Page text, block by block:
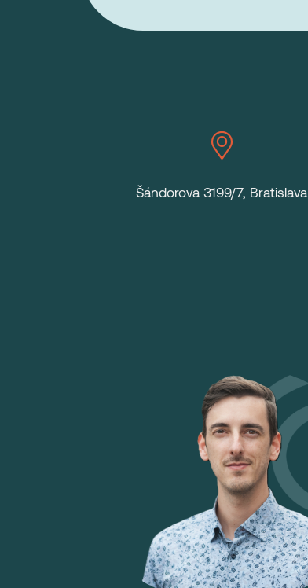
Šándorova 3199/7, Bratislava